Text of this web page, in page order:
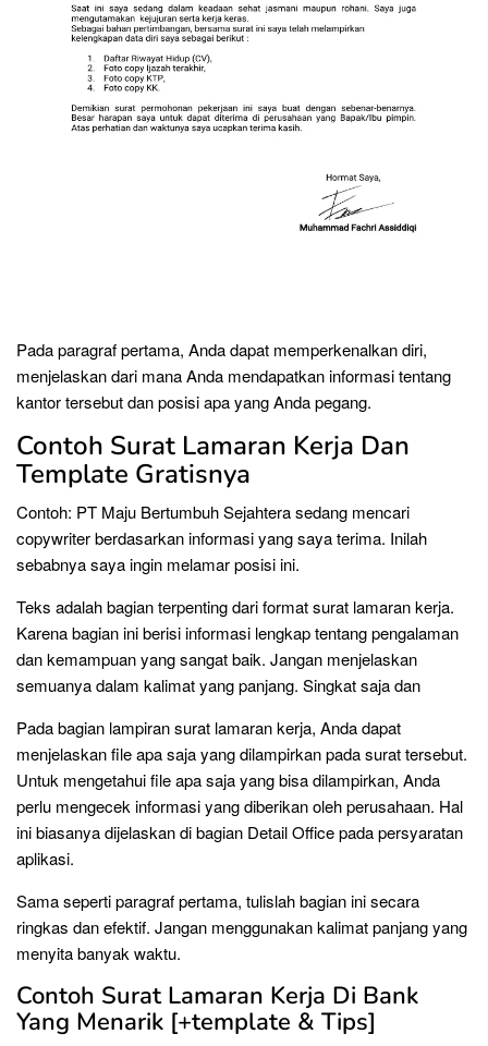
Pada paragraf pertama, Anda dapat memperkenalkan diri,
menjelaskan dari mana Anda mendapatkan informasi tentang
kantor tersebut dan posisi apa yang Anda pegang.
Contoh Surat Lamaran Kerja Dan
Template Gratisnya
Contoh: PT Maju Bertumbuh Sejahtera sedang mencari
copywriter berdasarkan informasi yang saya terima. Inilah
sebabnya saya ingin melamar posisi ini.
Teks adalah bagian terpenting dari format surat lamaran kerja.
Karena bagian ini berisi informasi lengkap tentang pengalaman
dan kemampuan yang sangat baik. Jangan menjelaskan
semuanya dalam kalimat yang panjang. Singkat saja dan
Pada bagian lampiran surat lamaran kerja, Anda dapat
menjelaskan file apa saja yang dilampirkan pada surat tersebut.
Untuk mengetahui file apa saja yang bisa dilampirkan, Anda
perlu mengecek informasi yang diberikan oleh perusahaan. Hal
ini biasanya dijelaskan di bagian Detail Office pada persyaratan
aplikasi.
Sama seperti paragraf pertama, tulislah bagian ini secara
ringkas dan efektif. Jangan menggunakan kalimat panjang yang
menyita banyak waktu.
Contoh Surat Lamaran Kerja Di Bank
Yang Menarik [+template & Tips]